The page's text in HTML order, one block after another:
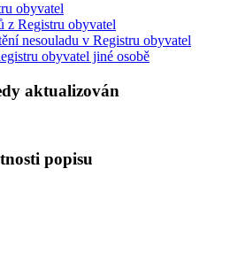
obyvatel
z Registru obyvatel
nesouladu v Registru obyvatel
obyvatel jiné osobě
aktualizován
popisu